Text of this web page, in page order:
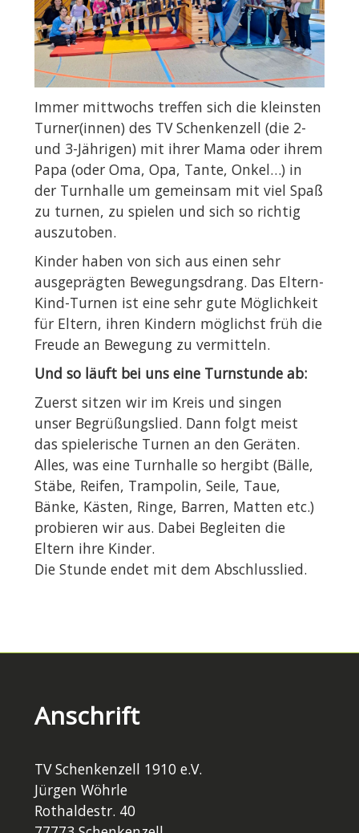
Immer mittwochs treffen sich die kleinsten
Turner(innen) des TV Schenkenzell (die 2-
und 3-Jährigen) mit ihrer Mama oder ihrem
Papa (oder Oma, Opa, Tante, Onkel…) in
der Turnhalle um gemeinsam mit viel Spaß
zu turnen, zu spielen und sich so richtig
auszutoben.
Kinder haben von sich aus einen sehr
ausgeprägten Bewegungsdrang. Das Eltern-
Kind-Turnen ist eine sehr gute Möglichkeit
für Eltern, ihren Kindern möglichst früh die
Freude an Bewegung zu vermitteln.
Und so läuft bei uns eine Turnstunde ab:
Zuerst sitzen wir im Kreis und singen
unser Begrüßungslied. Dann folgt meist
das spielerische Turnen an den Geräten.
Alles, was eine Turnhalle so hergibt (Bälle,
Stäbe, Reifen, Trampolin, Seile, Taue,
Bänke, Kästen, Ringe, Barren, Matten etc.)
probieren wir aus. Dabei Begleiten die
Eltern ihre Kinder.
Die Stunde endet mit dem Abschlusslied.
Anschrift
TV Schenkenzell 1910 e.V.
Jürgen Wöhrle
Rothaldestr. 40